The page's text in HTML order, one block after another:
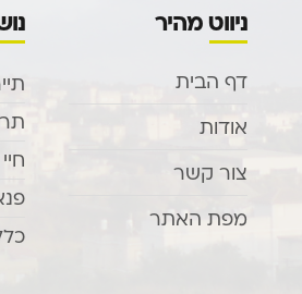
ניווט מהיר
דף הבית
אודות
צור קשר
מפת האתר